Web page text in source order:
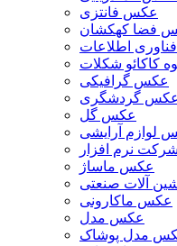
عکس فانتزی
فضا کهکشان
اطلاعات
کاکائو شکلات
عکس گرافیکی
عکس گردشگری
عکس گل
لوازم آرایشی
نرم افزار
عکس ماساژ
آلات صنعتی
عکس ماکارونی
عکس مدل
مدل پوشاک